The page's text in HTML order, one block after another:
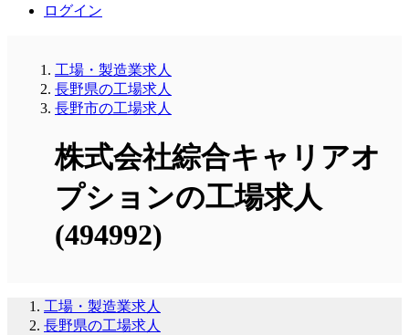
ログイン
工場・製造業求人
長野県の工場求人
長野市の工場求人
株式会社綜合キャリアオ
プションの工場求人
(494992)
工場・製造業求人
長野県の工場求人